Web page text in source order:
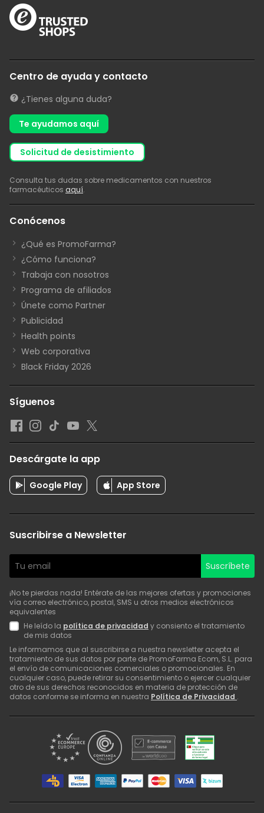
Centro de ayuda y contacto
¿Tienes alguna duda?
Te ayudamos aquí
solicitud de desistimiento
Consulta tus dudas sobre medicamentos con nuestros
farmacéuticos aquí.
Conócenos
¿Qué es PromoFarma?
¿Cómo funciona?
Trabaja con nosotros
Programa de afiliados
Únete como Partner
Publicidad
Health points
Web corporativa
Black Friday 2026
Síguenos
Descárgate la app
Google Play App Store
Suscribirse a Newsletter
Suscríbete
¡No te pierdas nada! Entérate de las mejores ofertas y promociones
vía correo electrónico, postal, SMS u otros medios electrónicos
equivalentes
He leído la política de privacidad y consiento el tratamiento
de mis datos
Le informamos que al suscribirse a nuestra newsletter acepta el
tratamiento de sus datos por parte de PromoFarma Ecom, S.L. para
el envío de comunicaciones comerciales o promocionales. En
cualquier caso, puede retirar su consentimiento o ejercer cualquier
otro de sus derechos reconocidos en materia de protección de
datos conforme se informa en nuestra Política de Privacidad .